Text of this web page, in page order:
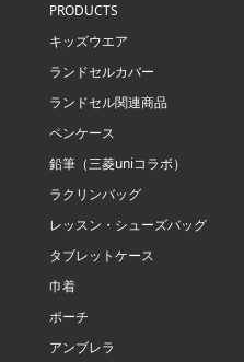
PRODUCTS
キッズウエア
ランドセルカバー
ランドセル関連商品
ペンケース
鉛筆（三菱uniコラボ）
ラクリンバッグ
レッスン・シューズバッグ
タブレットケース
巾着
ポーチ
アンブレラ